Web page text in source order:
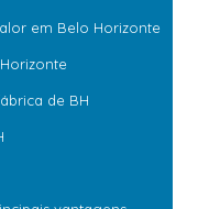
em Belo Horizonte
de BH